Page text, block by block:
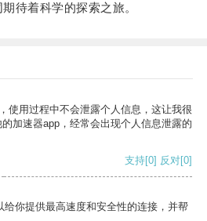
待着科学的探索之旅。
使用过程中不会泄露个人信息，这让我很
加速器app，经常会出现个人信息泄露的
支持[0] 反对[0]
你提供最高速度和安全性的连接，并帮